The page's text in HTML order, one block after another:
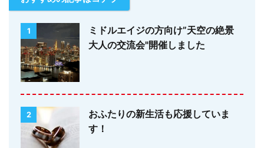
1
ミドルエイジの方向け”天空の絶景
大人の交流会"開催しました
2
おふたりの新生活も応援していま
す！